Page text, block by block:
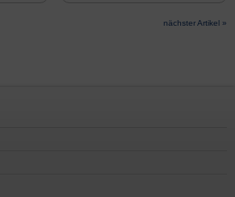
nächster Artikel »